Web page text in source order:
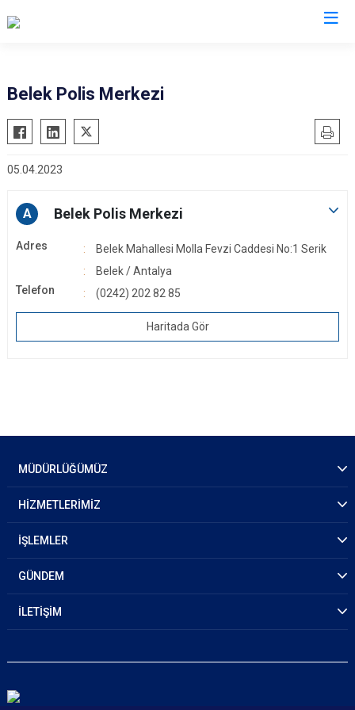
Belek Polis Merkezi
05.04.2023
A Belek Polis Merkezi
Adres
Belek Mahallesi Molla Fevzi Caddesi No:1 Serik
Belek / Antalya
Telefon
(0242) 202 82 85
Haritada Gör
MÜDÜRLÜĞÜMÜZ
HİZMETLERİMİZ
İŞLEMLER
GÜNDEM
İLETİŞİM